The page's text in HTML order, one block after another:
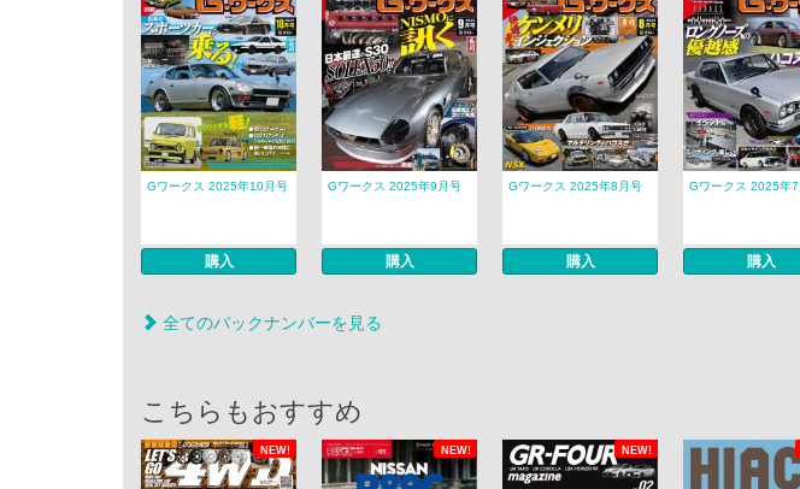
Gワークス 2025年10月号
購入
Gワークス 2025年9月号
購入
Gワークス 2025年8月号
購入
Gワークス 2025年
購入
全てのバックナンバーを見る
こちらもおすすめ
NEW! NEW! NEW!